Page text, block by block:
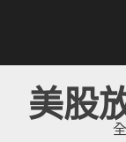
美股